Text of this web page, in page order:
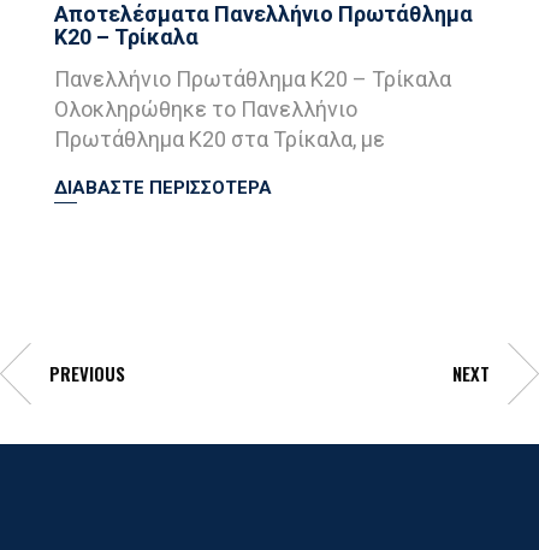
Αποτελέσματα Πανελλήνιο Πρωτάθλημα
Κ20 – Τρίκαλα
Πανελλήνιο Πρωτάθλημα Κ20 – Τρίκαλα
Ολοκληρώθηκε το Πανελλήνιο
Πρωτάθλημα Κ20 στα Τρίκαλα, με
ΔΙΑΒΑΣΤΕ ΠΕΡΙΣΣΟΤΕΡΑ
PREVIOUS NEXT